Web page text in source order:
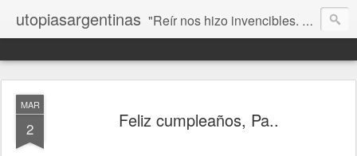
utopiasargentinas "Reír nos hizo invencibles. No como los que siempre ganan, sino como aquellos que no se rinden”. Frida Kahlo
MAR
2 Feliz cumpleaños, Pa..